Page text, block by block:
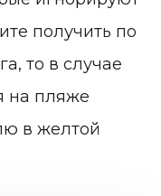
получить по
то в случае
на пляже
в желтой